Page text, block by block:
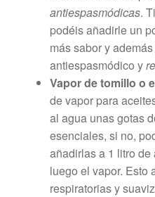
antiespasmódicas.
podéis añadirle un
más sabor y
antiespasmódico y
Vapor de tomillo o
de vapor para
al agua unas gotas
esenciales, si no,
añadirlas a 1 litro
luego el vapor. Esto
respiratorias y